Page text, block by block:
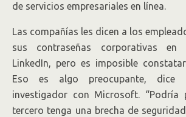
de servicios empresariales en línea.
Las compañías les dicen a los
sus contraseñas corporativas en
LinkedIn, pero es imposible
Eso es algo preocupante, dice
investigador con Microsoft. “Podría
tercero tenga una brecha de